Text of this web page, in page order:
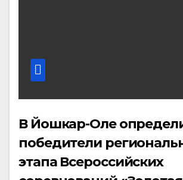
В Йошкар-Оле
победители
этапа Всероссийских